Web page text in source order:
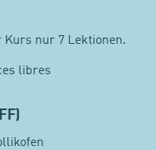
nur 7 Lektionen.
libres